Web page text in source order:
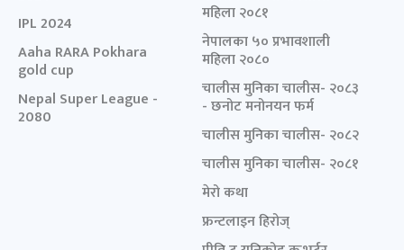
IPL 2024
Aaha RARA Pokhara
gold cup
Nepal Super League -
2080
महिला २०८१
नेपालका ५० प्रभावशाली
महिला २०८०
चालीस मुनिका चालीस- २०८३
- छनोट मनोनयन फर्म
चालीस मुनिका चालीस- २०८२
चालीस मुनिका चालीस- २०८१
मेरो कथा
फ्रन्टलाइन हिरोज्